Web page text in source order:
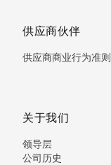
供应商伙伴
供应商商业行为准则
关于我们
领导层
公司历史